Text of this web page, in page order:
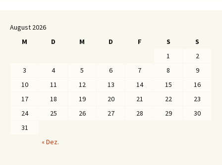
August 2026
M
D M D F S
S
1
2
3
4 5 6 7 8
9
10
11 12 13 14 15
16
17
18 19 20 21 22
23
24
25 26 27 28 29
30
31
« Dez.